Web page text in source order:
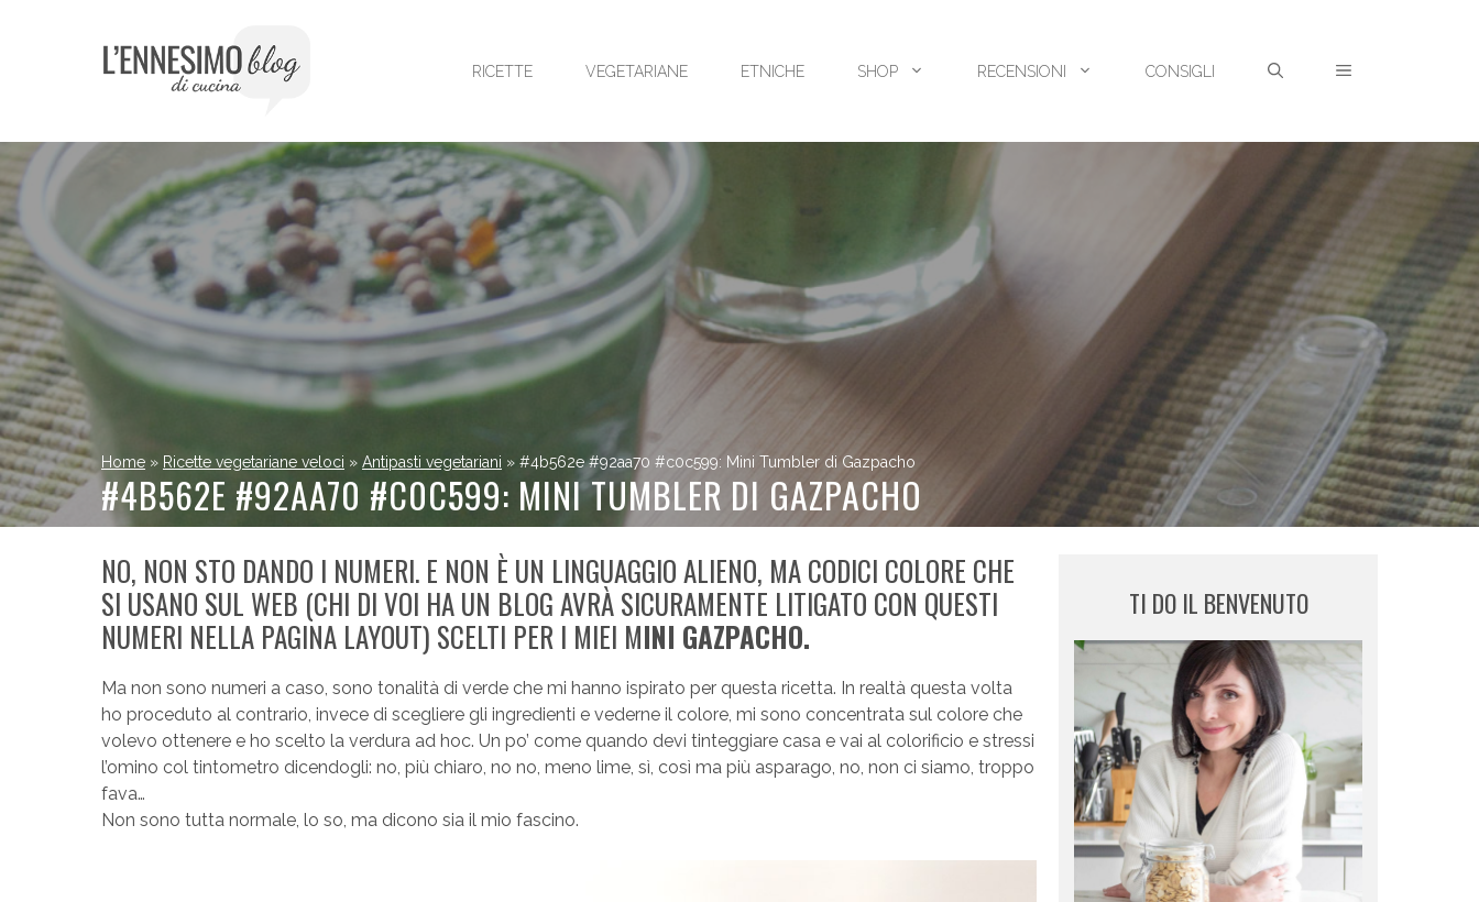
RICETTE VEGETARIANE ETNICHE SHOP RECENSIONI CONSIGLI
Home » Ricette vegetariane veloci » Antipasti vegetariani » #4b562e #92aa70 #c0c599: Mini Tumbler di Gazpacho
#4B562E #92AA70 #C0C599: MINI TUMBLER DI GAZPACHO
NO, NON STO DANDO I NUMERI. E NON È UN LINGUAGGIO ALIENO, MA CODICI COLORE CHE
SI USANO SUL WEB (CHI DI VOI HA UN BLOG AVRÀ SICURAMENTE LITIGATO CON QUESTI
NUMERI NELLA PAGINA LAYOUT) SCELTI PER I MIEI MINI GAZPACHO.
Ma non sono numeri a caso, sono tonalità di verde che mi hanno ispirato per questa ricetta. In realtà questa volta
ho proceduto al contrario, invece di scegliere gli ingredienti e vederne il colore, mi sono concentrata sul colore che
volevo ottenere e ho scelto la verdura ad hoc. Un po’ come quando devi tinteggiare casa e vai al colorificio e stressi
l’omino col tintometro dicendogli: no, più chiaro, no no, meno lime, sì, così ma più asparago, no, non ci siamo, troppo
fava…
Non sono tutta normale, lo so, ma dicono sia il mio fascino.
TI DO IL BENVENUTO